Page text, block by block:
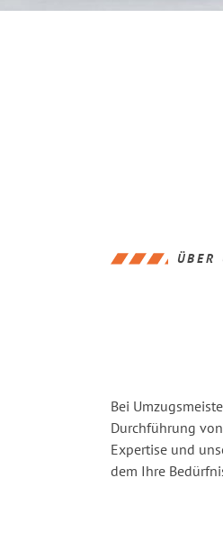
ÜBER
Bei
Durchführung
Expertise und
dem Ihre